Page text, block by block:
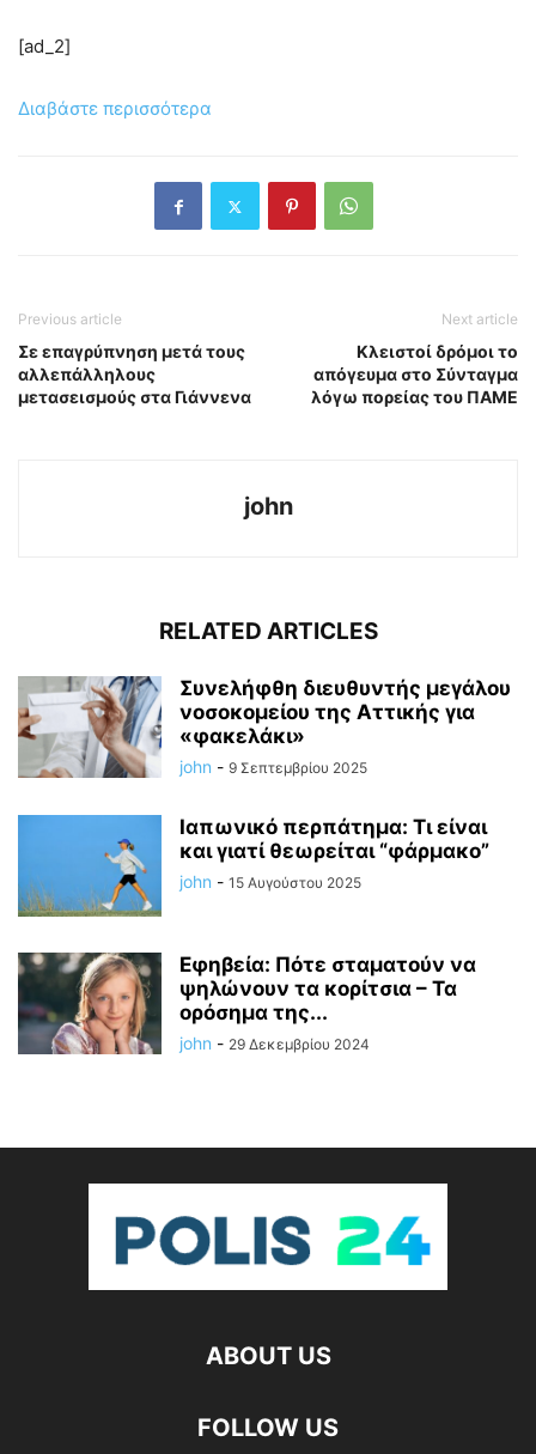
[ad_2]
Διαβάστε περισσότερα
Previous article
Σε επαγρύπνηση μετά τους
αλλεπάλληλους
μετασεισμούς στα Γιάννενα
Next article
Κλειστοί δρόμοι το
απόγευμα στο Σύνταγμα
λόγω πορείας του ΠΑΜΕ
john
RELATED ARTICLES
Συνελήφθη διευθυντής μεγάλου
νοσοκομείου της Αττικής για
«φακελάκι»
john - 9 Σεπτεμβρίου 2025
Ιαπωνικό περπάτημα: Τι είναι
και γιατί θεωρείται “φάρμακο”
john - 15 Αυγούστου 2025
Εφηβεία: Πότε σταματούν να
ψηλώνουν τα κορίτσια – Τα
ορόσημα της...
john - 29 Δεκεμβρίου 2024
ABOUT US
FOLLOW US